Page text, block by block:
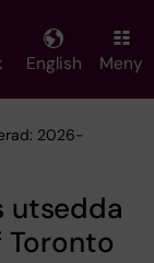
English Meny
2026-
utsedda
Toronto